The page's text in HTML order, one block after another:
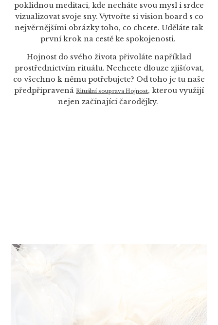
poklidnou meditaci, kde necháte svou mysl i srdce
vizualizovat svoje sny. Vytvořte si vision board s co
nejvěrnějšími obrázky toho, co chcete. Uděláte tak
první krok na cestě ke spokojenosti.
Hojnost do svého života přivoláte například
prostřednictvím rituálu. Nechcete dlouze zjišťovat,
co všechno k němu potřebujete? Od toho je tu naše
předpřipravená Rituální souprava Hojnost, kterou využijí
nejen začínající čarodějky.